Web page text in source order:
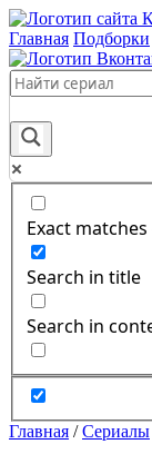
Главная Подборки
Exact
Search in title
Search in
Главная /Сериалы